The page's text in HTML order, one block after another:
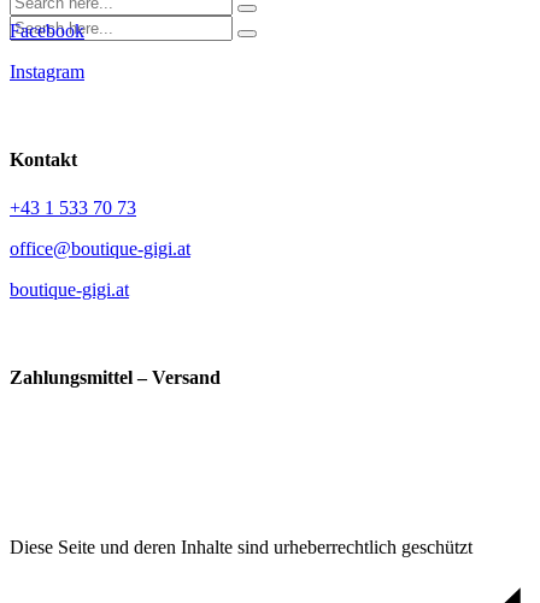
Facebook
Instagram
Kontakt
+43 1 533 70 73
office@boutique-gigi.at
boutique-gigi.at
Zahlungsmittel – Versand
Diese Seite und deren Inhalte sind urheberrechtlich geschützt